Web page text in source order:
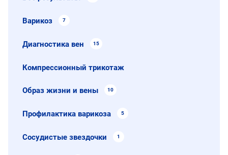
Варикоз 7
Диагностика вен 15
Компрессионный трикотаж
Образ жизни и вены 10
Профилактика варикоза 5
Сосудистые звездочки 1